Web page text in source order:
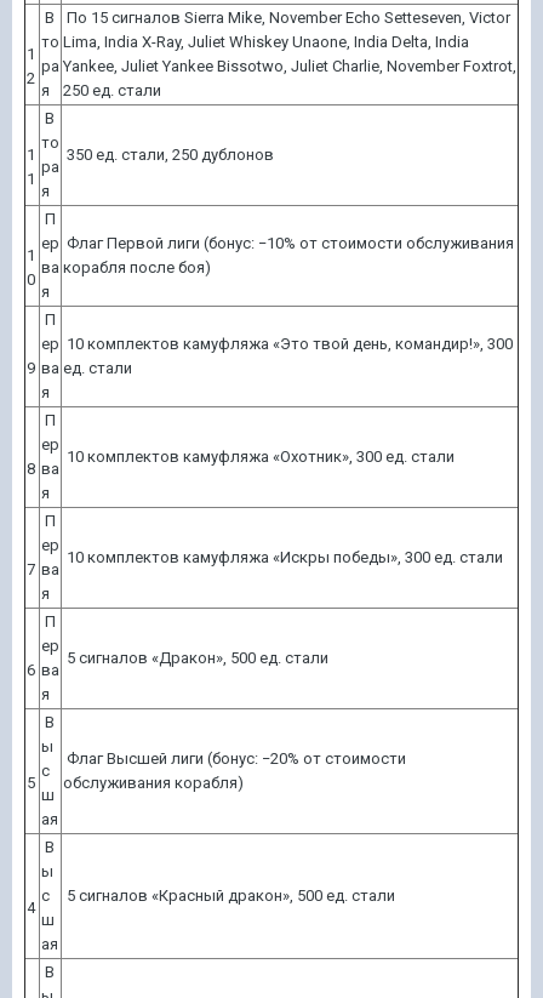
1
2
В
то
ра
я
По 15 сигналов Sierra Mike, November Echo Setteseven, Victor
Lima, India X-Ray, Juliet Whiskey Unaone, India Delta, India
Yankee, Juliet Yankee Bissotwo, Juliet Charlie, November Foxtrot,
250 ед. стали
1
1
В
то
ра
я
350 ед. стали, 250 дублонов
1
0
П
ер
ва
я
Флаг Первой лиги (бонус: −10% от стоимости обслуживания
корабля после боя)
9
П
ер
ва
я
10 комплектов камуфляжа «Это твой день, командир!», 300
ед. стали
8
П
ер
ва
я
10 комплектов камуфляжа «Охотник», 300 ед. стали
7
П
ер
ва
я
10 комплектов камуфляжа «Искры победы», 300 ед. стали
6
П
ер
ва
я
5 сигналов «Дракон», 500 ед. стали
5
В
ы
с
ш
ая
Флаг Высшей лиги (бонус: −20% от стоимости
обслуживания корабля)
4
В
ы
с
ш
ая
5 сигналов «Красный дракон», 500 ед. стали
В